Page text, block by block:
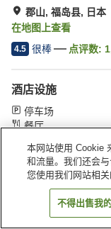
郡山, 福岛县, 日本
在地图上查看
4.5 很棒 点评数:
酒店设施
停车场
餐厅
首页 日本 福岛县
本网站使用 Cookie
和流量。我们还会
您使用我们网站相关
不得出售我